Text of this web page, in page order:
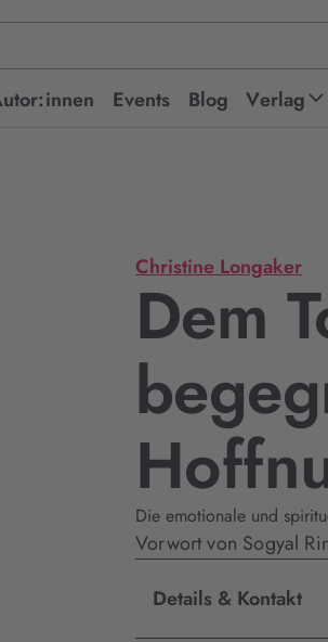
Events Blog Verlag
Christine Longaker
Dem
Die emotionale und
Vorwort von Sogyal
Details & Kontakt